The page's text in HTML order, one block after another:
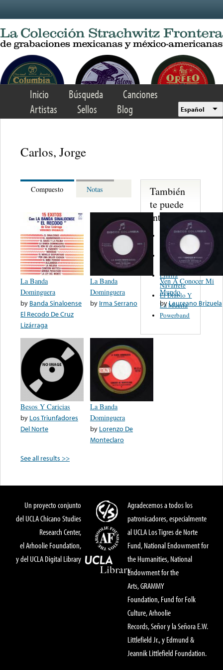
Inicio Búsqueda
Canciones
Artistas
Sellos Blog Español
Carlos, Jorge
Compuesto Notas
La Banda
Dominguera
by Banda Sinaloense
El Recodo De Cruz
Lizárraga
La Banda
Dominguera
by Irma Serrano
Ven A Conocer Mi
Mundo
byLaureano Brizuela
Besos Y Caricias
by Los Triunfadores
Del Norte
La Banda
Dominguera
by Lorenzo De
Monteclaro
See all results >>
También
te puede
interesar...
Trio
Figueroa
Los Angeles
Del Norte
Emilia
Navarrete
El Diablo Y
La Muerta
Powerband
Un proyecto conjunto
del UCLA Chicano Studies
Research Center,
el Arhoolie Foundation,
y del UCLA Digital Library
Agradecemos a todos los
patronicadores, especialmente
al UCLA Los Tigres de Norte
Fund, National Endowment for
the Humanities, National
Endowment for the
Arts, GRAMMY
Foundation, Fund for Folk
Culture, Arhoolie
Records, Señor y la Señora E.W.
Littlefield Jr., y Edmund &
Jeannik Littlefield Foundation.